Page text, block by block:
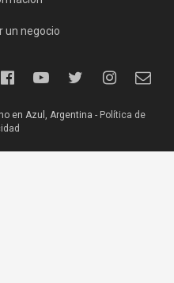
un negocio
en Azul, Argentina - Política de